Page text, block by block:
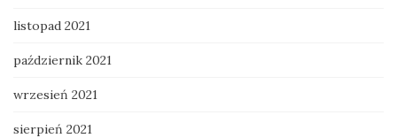
listopad 2021
październik 2021
wrzesień 2021
sierpień 2021